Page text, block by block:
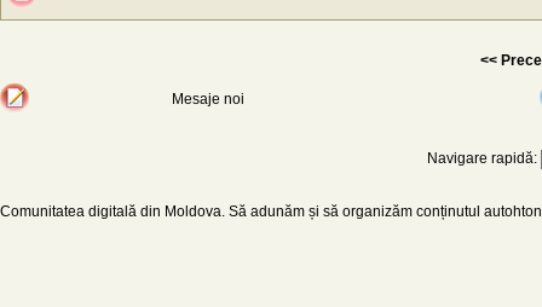
<<
Mesaje noi
Navigare rapidă:
Comunitatea digitală din Moldova. Să adunăm și să organizăm conținutul